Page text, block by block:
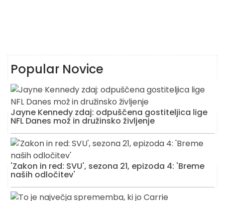
Popular Novice
Jayne Kennedy zdaj: odpuščena gostiteljica lige
NFL Danes mož in družinsko življenje
'Zakon in red: SVU', sezona 21, epizoda 4: 'Breme
naših odločitev'